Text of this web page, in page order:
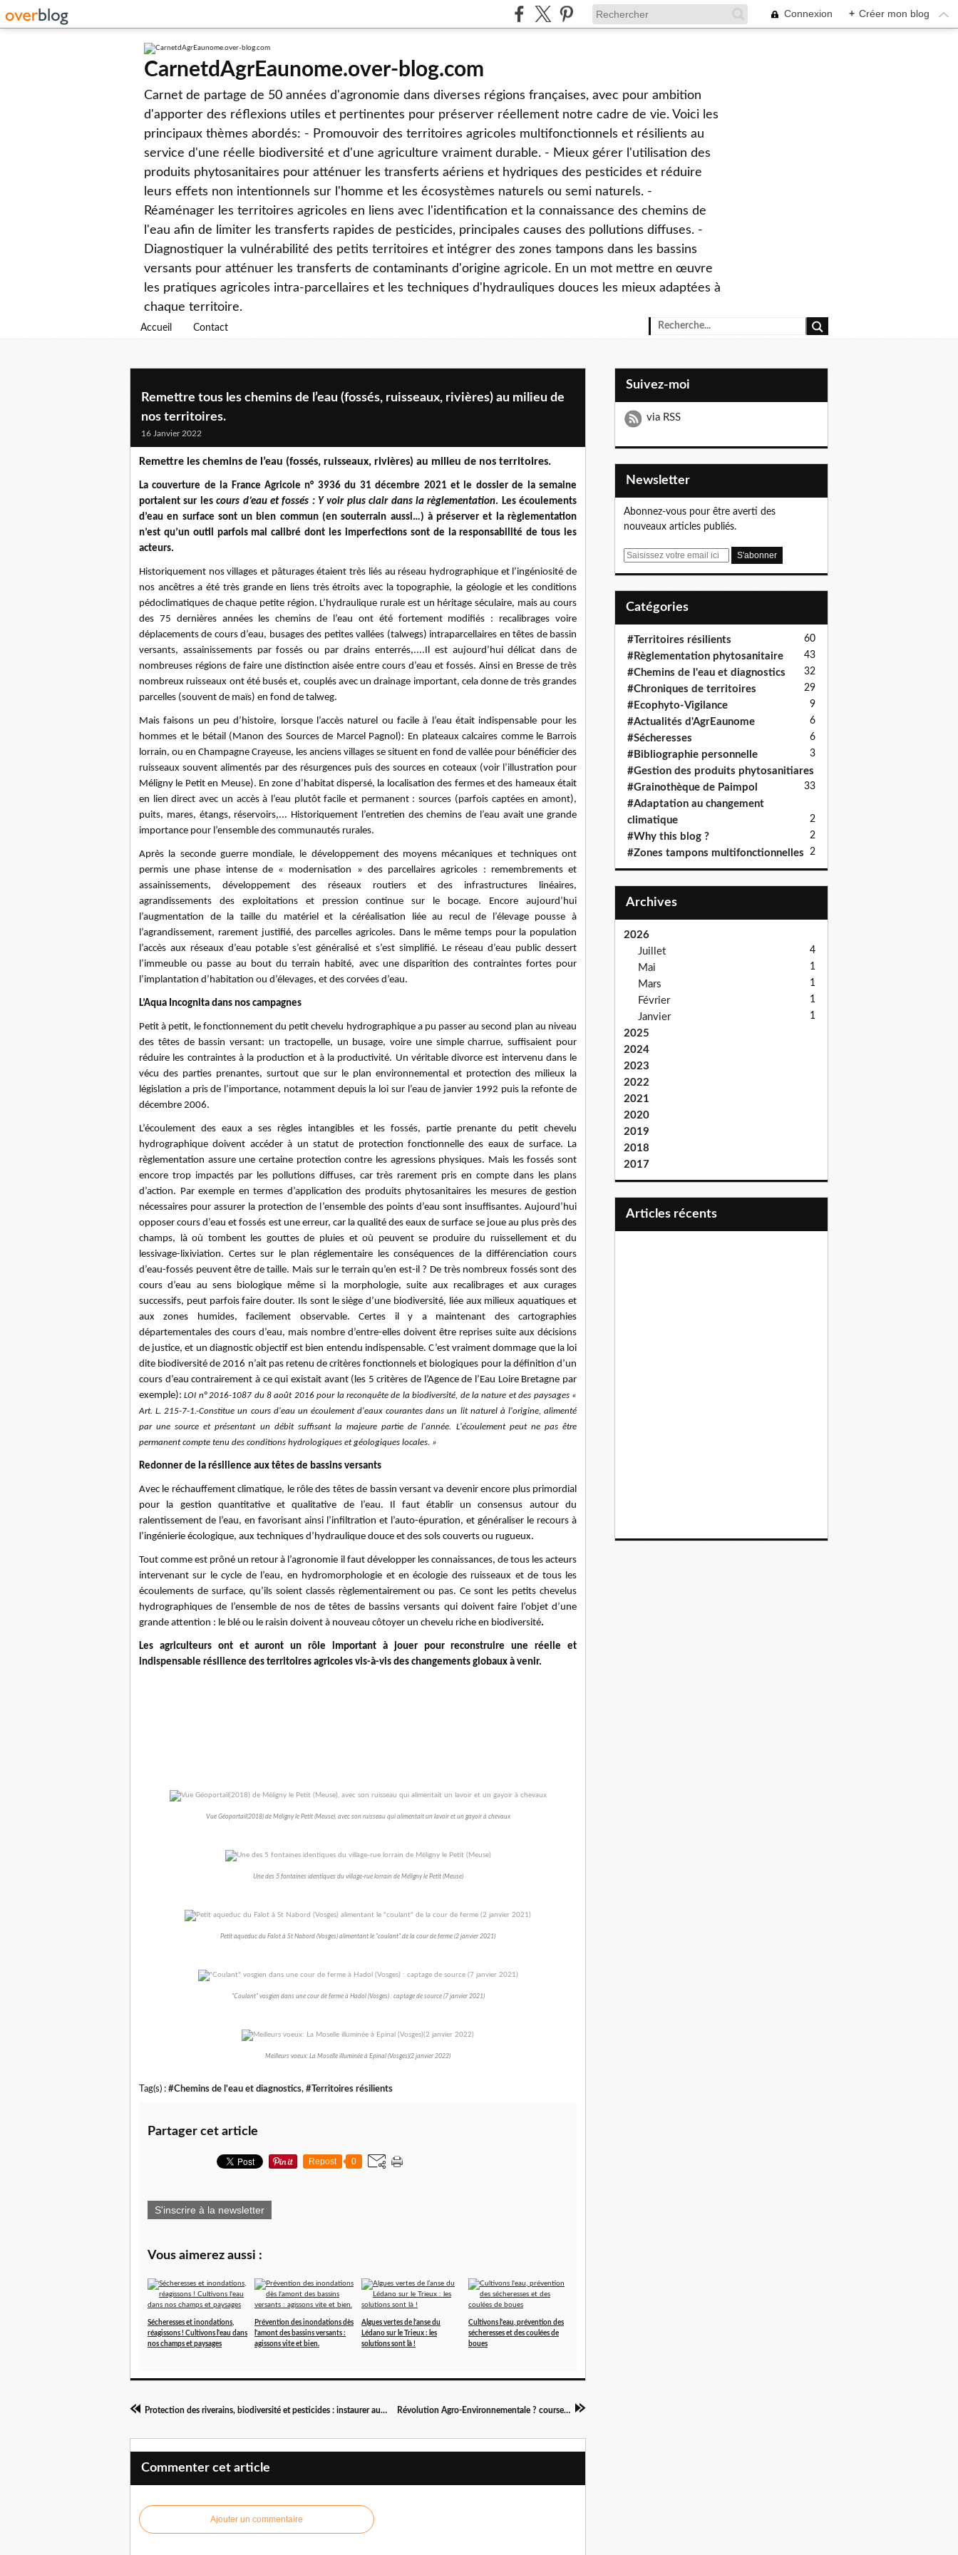
Connexion + Créer mon blog
CarnetdAgrEaunome.over-blog.com
Carnet de partage de 50 années d'agronomie dans diverses régions françaises, avec pour ambition
d'apporter des réflexions utiles et pertinentes pour préserver réellement notre cadre de vie. Voici les
principaux thèmes abordés: - Promouvoir des territoires agricoles multifonctionnels et résilients au
service d'une réelle biodiversité et d'une agriculture vraiment durable. - Mieux gérer l'utilisation des
produits phytosanitaires pour atténuer les transferts aériens et hydriques des pesticides et réduire
leurs effets non intentionnels sur l'homme et les écosystèmes naturels ou semi naturels. -
Réaménager les territoires agricoles en liens avec l'identification et la connaissance des chemins de
l'eau afin de limiter les transferts rapides de pesticides, principales causes des pollutions diffuses. -
Diagnostiquer la vulnérabilité des petits territoires et intégrer des zones tampons dans les bassins
versants pour atténuer les transferts de contaminants d'origine agricole. En un mot mettre en œuvre
les pratiques agricoles intra-parcellaires et les techniques d'hydrauliques douces les mieux adaptées à
chaque territoire.
Accueil Contact
Remettre tous les chemins de l’eau (fossés, ruisseaux, rivières) au milieu de
nos territoires.
16 Janvier 2022
Remettre les chemins de l’eau (fossés, ruisseaux, rivières) au milieu de nos territoires.
La couverture de la France Agricole n° 3936 du 31 décembre 2021 et le dossier de la semaine
portaient sur lescours d’eau et fossés : Y voir plus clair dans la règlementation. Les écoulements
d’eau en surface sont un bien commun (en souterrain aussi…) à préserver et la règlementation
n’est qu’un outil parfois mal calibré dont les imperfections sont de la responsabilité de tous les
acteurs.
Historiquement nos villages et pâturages étaient très liés au réseau hydrographique et l’ingéniosité de
nos ancêtres a été très grande en liens très étroits avec la topographie, la géologie et les conditions
pédoclimatiques de chaque petite région. L’hydraulique rurale est un héritage séculaire, mais au cours
des 75 dernières années les chemins de l’eau ont été fortement modifiés : recalibrages voire
déplacements de cours d’eau, busages des petites vallées (talwegs) intraparcellaires en têtes de bassin
versants, assainissements par fossés ou par drains enterrés,....Il est aujourd’hui délicat dans de
nombreuses régions de faire une distinction aisée entre cours d’eau et fossés. Ainsi en Bresse de très
nombreux ruisseaux ont été busés et, couplés avec un drainage important, cela donne de très grandes
parcelles (souvent de maïs) en fond de talweg.
Mais faisons un peu d’histoire, lorsque l’accès naturel ou facile à l’eau était indispensable pour les
hommes et le bétail (Manon des Sources de Marcel Pagnol): En plateaux calcaires comme le Barrois
lorrain, ou en Champagne Crayeuse, les anciens villages se situent en fond de vallée pour bénéficier des
ruisseaux souvent alimentés par des résurgences puis des sources en coteaux (voir l’illustration pour
Méligny le Petit en Meuse). En zone d’habitat dispersé, la localisation des fermes et des hameaux était
en lien direct avec un accès à l’eau plutôt facile et permanent : sources (parfois captées en amont),
puits, mares, étangs, réservoirs,... Historiquement l’entretien des chemins de l’eau avait une grande
importance pour l’ensemble des communautés rurales.
Après la seconde guerre mondiale, le développement des moyens mécaniques et techniques ont
permis une phase intense de « modernisation » des parcellaires agricoles : remembrements et
assainissements, développement des réseaux routiers et des infrastructures linéaires,
agrandissements des exploitations et pression continue sur le bocage. Encore aujourd’hui
l’augmentation de la taille du matériel et la céréalisation liée au recul de l’élevage pousse à
l’agrandissement, rarement justifié, des parcelles agricoles. Dans le même temps pour la population
l’accès aux réseaux d’eau potable s’est généralisé et s’est simplifié. Le réseau d’eau public dessert
l’immeuble ou passe au bout du terrain habité, avec une disparition des contraintes fortes pour
l’implantation d’habitation ou d’élevages, et des corvées d’eau.
L’Aqua Incognita dans nos campagnes
Petit à petit, le fonctionnement du petit chevelu hydrographique a pu passer au second plan au niveau
des têtes de bassin versant: un tractopelle, un busage, voire une simple charrue, suffisaient pour
réduire les contraintes à la production et à la productivité. Un véritable divorce est intervenu dans le
vécu des parties prenantes, surtout que sur le plan environnemental et protection des milieux la
législation a pris de l’importance, notamment depuis la loi sur l’eau de janvier 1992 puis la refonte de
décembre 2006.
L’écoulement des eaux a ses règles intangibles et les fossés, partie prenante du petit chevelu
hydrographique doivent accéder à un statut de protection fonctionnelle des eaux de surface. La
règlementation assure une certaine protection contre les agressions physiques. Mais les fossés sont
encore trop impactés par les pollutions diffuses, car très rarement pris en compte dans les plans
d’action. Par exemple en termes d’application des produits phytosanitaires les mesures de gestion
nécessaires pour assurer la protection de l’ensemble des points d’eau sont insuffisantes. Aujourd’hui
opposer cours d’eau et fossés est une erreur, car la qualité des eaux de surface se joue au plus près des
champs, là où tombent les gouttes de pluies et où peuvent se produire du ruissellement et du
lessivage-lixiviation. Certes sur le plan réglementaire les conséquences de la différenciation cours
d’eau-fossés peuvent être de taille. Mais sur le terrain qu’en est-il ? De très nombreux fossés sont des
cours d’eau au sens biologique même si la morphologie, suite aux recalibrages et aux curages
successifs, peut parfois faire douter. Ils sont le siège d’une biodiversité, liée aux milieux aquatiques et
aux zones humides, facilement observable. Certes il y a maintenant des cartographies
départementales des cours d’eau, mais nombre d’entre-elles doivent être reprises suite aux décisions
de justice, et un diagnostic objectif est bien entendu indispensable. C’est vraiment dommage que la loi
dite biodiversité de 2016 n’ait pas retenu de critères fonctionnels et biologiques pour la définition d’un
cours d’eau contrairement à ce qui existait avant (les 5 critères de l’Agence de l’Eau Loire Bretagne par
exemple):LOI n° 2016-1087 du 8 août 2016 pour la reconquête de la biodiversité, de la nature et des paysages «
Art. L. 215-7-1.-Constitue un cours d'eau un écoulement d'eaux courantes dans un lit naturel à l'origine, alimenté
par une source et présentant un débit suffisant la majeure partie de l'année. L'écoulement peut ne pas être
permanent compte tenu des conditions hydrologiques et géologiques locales. »
Redonner de la résilience aux têtes de bassins versants
Avec le réchauffement climatique, le rôle des têtes de bassin versant va devenir encore plus primordial
pour la gestion quantitative et qualitative de l’eau. Il faut établir un consensus autour du
ralentissement de l’eau, en favorisant ainsi l’infiltration et l’auto-épuration, et généraliser le recours à
l’ingénierie écologique, aux techniques d’hydraulique douce et des sols couverts ou rugueux.
Tout comme est prôné un retour à l’agronomie il faut développer les connaissances, de tous les acteurs
intervenant sur le cycle de l’eau, en hydromorphologie et en écologie des ruisseaux et de tous les
écoulements de surface, qu’ils soient classés règlementairement ou pas. Ce sont les petits chevelus
hydrographiques de l’ensemble de nos de têtes de bassins versants qui doivent faire l’objet d’une
grande attention : le blé ou le raisin doivent à nouveau côtoyer un chevelu riche en biodiversité.
Les agriculteurs ont et auront un rôle important à jouer pour reconstruire une réelle et
indispensable résilience des territoires agricoles vis-à-vis des changements globaux à venir.
Vue Géoportail(2018) de Méligny le Petit (Meuse), avec son ruisseau qui alimentait un lavoir et un gayoir à chevaux
Une des 5 fontaines identiques du village-rue lorrain de Méligny le Petit (Meuse)
Petit aqueduc du Falot à St Nabord (Vosges) alimentant le "coulant" de la cour de ferme (2 janvier 2021)
"Coulant" vosgien dans une cour de ferme à Hadol (Vosges) : captage de source (7 janvier 2021)
Meilleurs voeux: La Moselle illuminée à Epinal (Vosges)(2 janvier 2022)
Tag(s) : #Chemins de l'eau et diagnostics, #Territoires résilients
Partager cet article
Repost 0
S'inscrire à la newsletter
Vous aimerez aussi :
Sécheresses et inondations,
réagissons ! Cultivons l'eau dans
nos champs et paysages
Prévention des inondations dès
l'amont des bassins versants :
agissons vite et bien.
Algues vertes de l’anse du
Lédano sur le Trieux : les
solutions sont là !
Cultivons l'eau, prévention des
sécheresses et des coulées de
boues
Protection des riverains, biodiversité et pesticides : instaurer autour de tous les champs des zones non-traitées, en changeant les pratiques agronomiques Révolution Agro-Environnementale ? course à la lenteur? réelle atténuation des transferts de nitrates? (partie1)
Commenter cet article
Ajouter un commentaire
Suivez-moi
via RSS
Newsletter
Abonnez-vous pour être averti des
nouveaux articles publiés.
E
Catégories
#Territoires résilients 60
#Règlementation phytosanitaire 43
#Chemins de l'eau et diagnostics 32
#Chroniques de territoires 29
#Ecophyto-Vigilance 9
#Actualités d'AgrEaunome 6
#Sécheresses 6
#Bibliographie personnelle 3
#Gestion des produits phytosanitiares
3
#Grainothèque de Paimpol 3
#Adaptation au changement
climatique
2
#Why this blog ? 2
#Zones tampons multifonctionnelles 2
Archives
2026
Juillet
4
Mai 1
Mars 1
Février 1
Janvier 1
2025
2024
2023
2022
2021
2020
2019
2018
2017
articles récents